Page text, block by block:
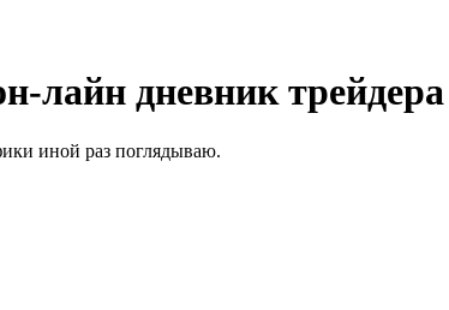
дневник
иной раз поглядываю.